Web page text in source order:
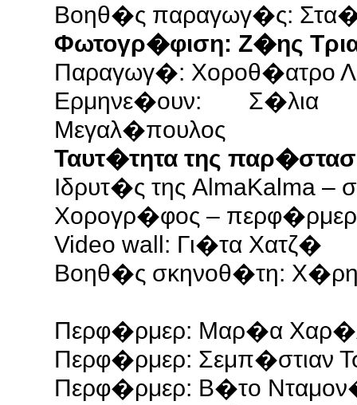
Βοηθ�ς παραγωγ�ς:
Φωτογρ�φιση: Ζ�ης
Παραγωγ�: Χοροθ�ατρο
Ερμηνε�ουν:
Μεγαλ�πουλος
Ταυτ�τητα της
Iδρυτ�ς της AlmaKalma –
Xορογρ�φος –
Video wall: Γι�τα Χατζ�
Βοηθ�ς σκηνοθ�τη:
Περφ�ρμερ: Μαρ�α
Περφ�ρμερ: Σεμπ�στιαν
Περφ�ρμερ: Β�το